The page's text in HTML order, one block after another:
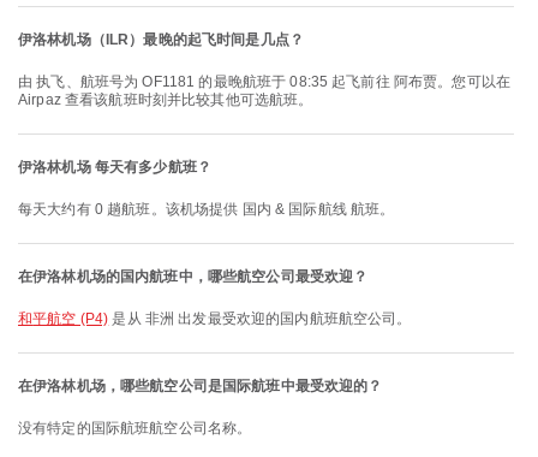
伊洛林机场（ILR）最晚的起飞时间是几点？
由 执飞、航班号为 OF1181 的最晚航班于 08:35 起飞前往 阿布贾。您可以在
Airpaz 查看该航班时刻并比较其他可选航班。
伊洛林机场 每天有多少航班？
每天大约有 0 趟航班。该机场提供 国内 & 国际航线 航班。
在伊洛林机场的国内航班中，哪些航空公司最受欢迎？
和平航空 (P4) 是从 非洲 出发最受欢迎的国内航班航空公司。
在伊洛林机场，哪些航空公司是国际航班中最受欢迎的？
没有特定的国际航班航空公司名称。